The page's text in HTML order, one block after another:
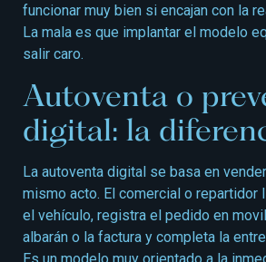
funcionar muy bien si encajan con la
La mala es que implantar el modelo
salir caro.
Autoventa o
digital: la
La autoventa digital se basa en
mismo acto. El comercial o repartidor
el vehículo, registra el pedido en
albarán o la factura y completa la